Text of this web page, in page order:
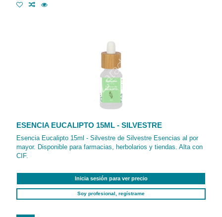
ESENCIA EUCALIPTO 15ML - SILVESTRE
Esencia Eucalipto 15ml - Silvestre de Silvestre Esencias al por
mayor. Disponible para farmacias, herbolarios y tiendas. Alta con
CIF.
Inicia sesión para ver precio
Soy profesional, regístrame